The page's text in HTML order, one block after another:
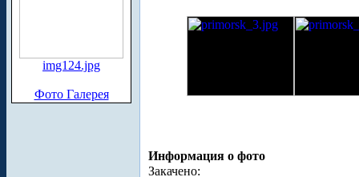
img124.jpg
Фото Галерея
Информация о фото
Закачено: